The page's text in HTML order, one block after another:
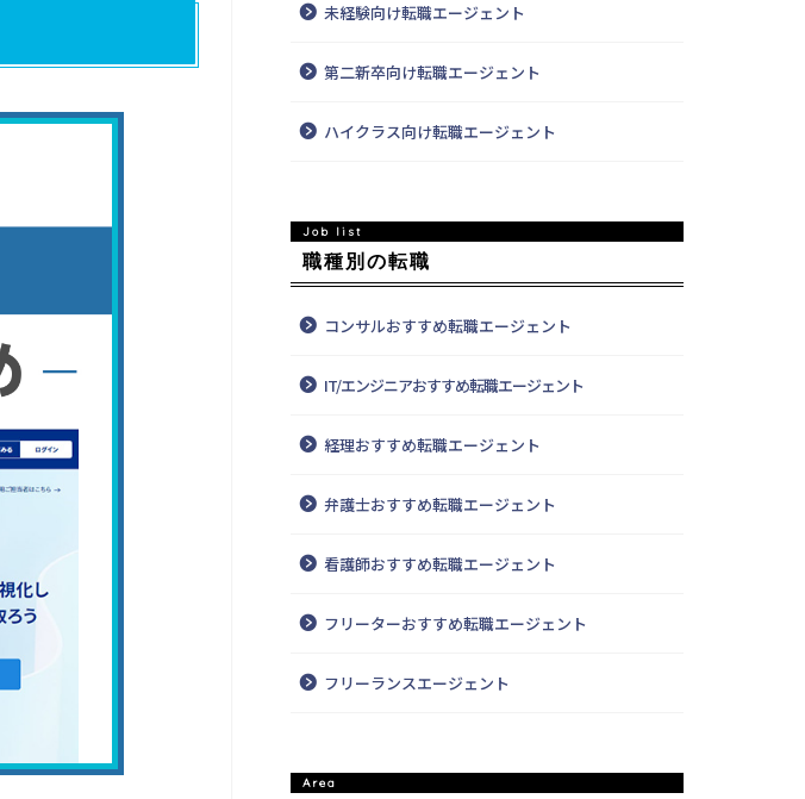
未経験向け転職エージェント
第二新卒向け転職エージェント
ハイクラス向け転職エージェント
職種別の転職
コンサルおすすめ転職エージェント
IT/エンジニアおすすめ転職エージェント
経理おすすめ転職エージェント
弁護士おすすめ転職エージェント
看護師おすすめ転職エージェント
フリーターおすすめ転職エージェント
フリーランスエージェント